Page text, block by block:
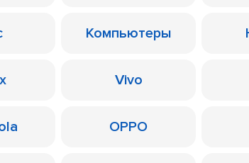
Компьютеры
Vivo
OPPO